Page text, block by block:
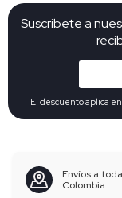
Suscribete a
El descuento aplica
Envíos a toda
Colombia